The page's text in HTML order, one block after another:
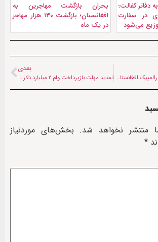
دفاتر کفالت؛
در سفارت
می‌شود
بحران بازگشت مهاجرین به
افغانستان؛ بازگشت ۱۳۰ هزار مهاجر
در یک ماه
حضور تیم وزنه‌برداری پارالمپیک افغانستان در مسابقات امارات
بعدی
تمدید مهلت بازپرداخت وام ۲ میلیارد دلاری پاکستان به چین
منتشر نخواهد شد. بخش‌های موردنیاز
*